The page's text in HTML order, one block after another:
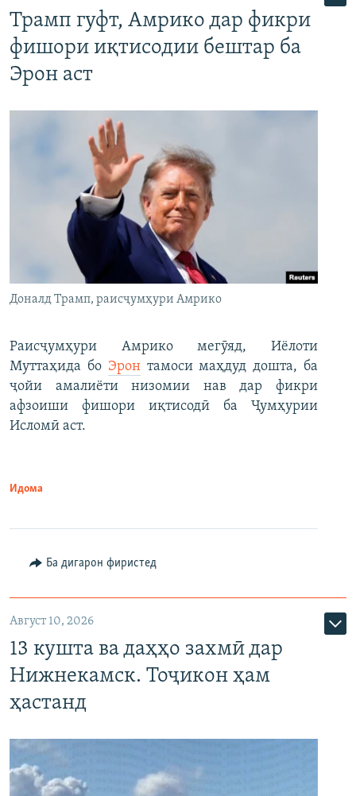
Трамп гуфт, Амрико дар фикри
фишори иқтисодии бештар ба
Эрон аст
Доналд Трамп, раисҷумҳури Амрико
Раисҷумҳури Амрико мегӯяд, Иёлоти
Муттаҳида бо Эронтамоси маҳдуд дошта, ба
ҷойи амалиёти низомии нав дар фикри
афзоиши фишори иқтисодӣ ба Ҷумҳурии
Исломӣ аст.
Идома
Ба дигарон фиристед
Август 10, 2026
13 кушта ва даҳҳо захмӣ дар
Нижнекамск. Тоҷикон ҳам
ҳастанд